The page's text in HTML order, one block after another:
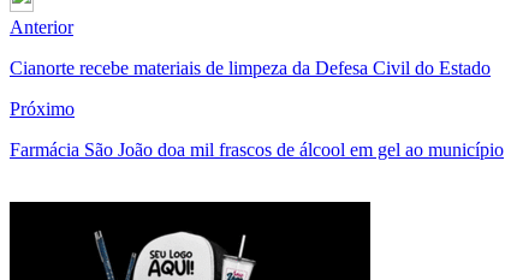
Anterior
Cianorte recebe materiais de limpeza da Defesa Civil do Estado
Próximo
Farmácia São João doa mil frascos de álcool em gel ao município